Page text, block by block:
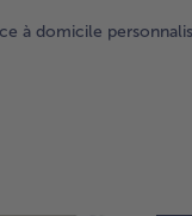
à domicile